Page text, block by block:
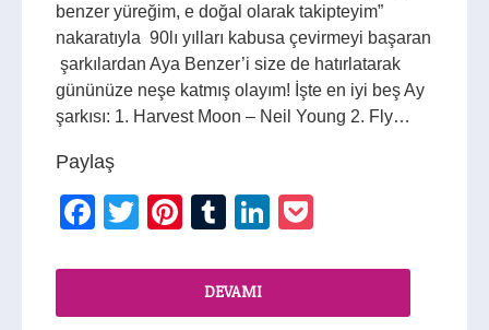
benzer yüreğim, e doğal olarak takipteyim”
nakaratıyla 90lı yılları kabusa çevirmeyi başaran
şarkılardan Aya Benzer’i size de hatırlatarak
gününüze neşe katmış olayım! İşte en iyi beş Ay
şarkısı: 1. Harvest Moon – Neil Young 2. Fly…
Paylaş
Facebook
TwitterPinterest
TumblrLinkedIn
DEVAMI